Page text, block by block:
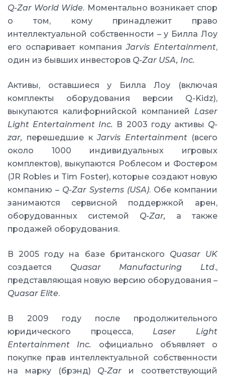
Q-Zar World Wide. Моментально возникает спор
о том, кому принадлежит право
интеллектуальной собственности – у Билла Лоу
его оспаривает компанияJarvis Entertainment,
один из бывших инвесторов Q-Zar USA, Inc.
Активы, оставшиеся у Билла Лоу (включая
комплекты оборудования версии Q-Kidz),
выкупаются калифорнийской компанией Laser
Light Entertainment Inc. В 2003 году активы Q-
zar, перешедшие кJarvis Entertainment (всего
около 1000 индивидуальных игровых
комплектов), выкупаются Роблесом и Фостером
(JR Robles и Tim Foster), которые создают новую
компанию – Q-Zar Systems (USA). Обе компании
занимаются сервисной поддержкой арен,
оборудованных системой Q-Zar,
а также
продажей оборудования.
В 2005 году на базе британского Quasar UK
создается Quasar Manufacturing Ltd.,
представляющая новую версию оборудования –
Quasar Elite.
В 2009 году после продолжительного
юридического процесса, Laser Light
Entertainment Inc.
официально объявляет о
покупке прав интеллектуальной собственности
на марку (брэнд) Q-Zar и соответствующий